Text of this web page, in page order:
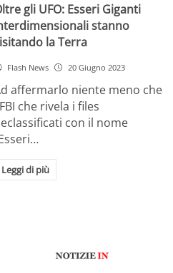
gli UFO: Esseri Giganti
stanno
la Terra
Flash News 20 Giugno 2023
affermarlo niente meno che
che rivela i files
con il nome
Leggi di più